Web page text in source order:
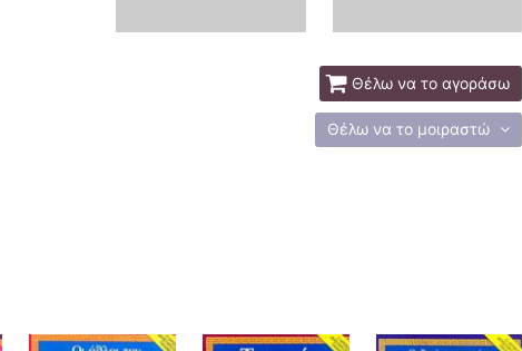
Θέλω να το αγοράσω
Θέλω να το μοιραστώ